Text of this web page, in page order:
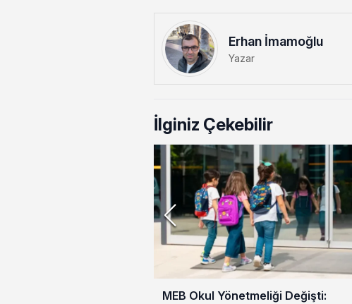
Erhan İmamoğlu
Yazar
İlginiz Çekebilir
MEB Okul Yönetmeliği Değişti: